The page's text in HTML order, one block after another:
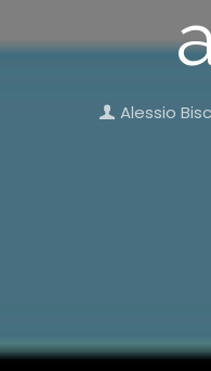
Alessio